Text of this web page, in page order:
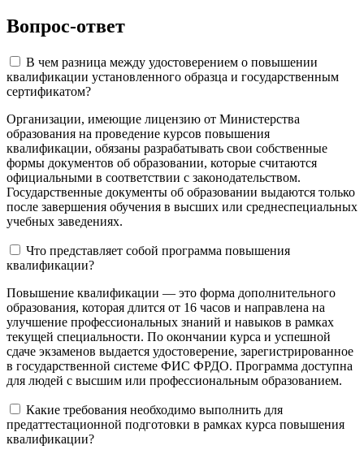
Вопрос-ответ
В чем разница между удостоверением о повышении
квалификации установленного образца и государственным
сертификатом?
Организации, имеющие лицензию от Министерства
образования на проведение курсов повышения
квалификации, обязаны разрабатывать свои собственные
формы документов об образовании, которые считаются
официальными в соответствии с законодательством.
Государственные документы об образовании выдаются только
после завершения обучения в высших или среднеспециальных
учебных заведениях.
Что представляет собой программа повышения
квалификации?
Повышение квалификации — это форма дополнительного
образования, которая длится от 16 часов и направлена на
улучшение профессиональных знаний и навыков в рамках
текущей специальности. По окончании курса и успешной
сдаче экзаменов выдается удостоверение, зарегистрированное
в государственной системе ФИС ФРДО. Программа доступна
для людей с высшим или профессиональным образованием.
Какие требования необходимо выполнить для
предаттестационной подготовки в рамках курса повышения
квалификации?